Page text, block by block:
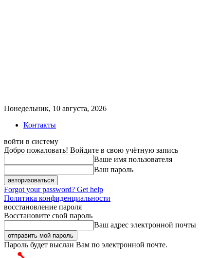
Понедельник, 10 августа, 2026
Контакты
войти в систему
Добро пожаловать! Войдите в свою учётную запись
Ваше имя пользователя
Ваш пароль
Forgot your password? Get help
Политика конфиденциальности
восстановление пароля
Восстановите свой пароль
Ваш адрес электронной почты
Пароль будет выслан Вам по электронной почте.